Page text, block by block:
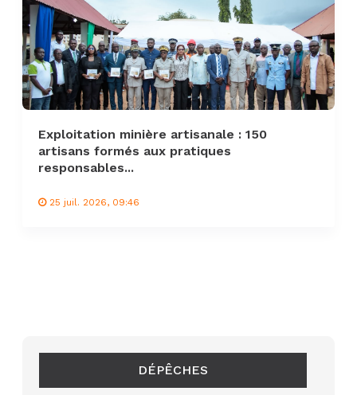
Exploitation minière artisanale : 150
artisans formés aux pratiques
responsables...
25 juil. 2026, 09:46
DÉPÊCHES